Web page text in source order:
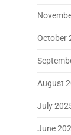
October
August
July
June